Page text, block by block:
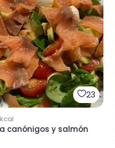
23
kcal
canónigos y salmón